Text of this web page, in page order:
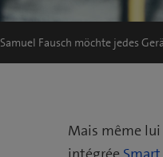
Samuel Fausch möchte jedes
Mais même lui